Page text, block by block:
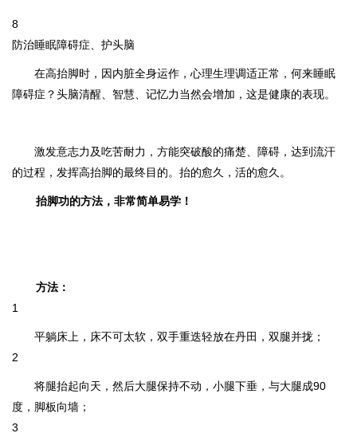
8
防治睡眠障碍症、护头脑
在高抬脚时，因内脏全身运作，心理生理调适正常，何来睡眠
障碍症？头脑清醒、智慧、记忆力当然会增加，这是健康的表现。
激发意志力及吃苦耐力，方能突破酸的痛楚、障碍，达到流汗
的过程，发挥高抬脚的最终目的。抬的愈久，活的愈久。
抬脚功的方法，非常简单易学！
方法：
1
平躺床上，床不可太软，双手重迭轻放在丹田，双腿并拢；
2
将腿抬起向天，然后大腿保持不动，小腿下垂，与大腿成90
度，脚板向墙；
3